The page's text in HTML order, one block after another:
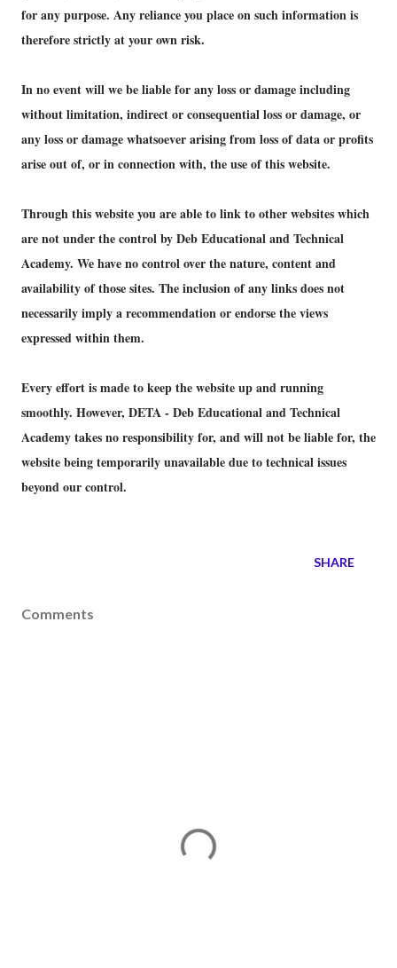
for any purpose. Any reliance you place on such information is
therefore strictly at your own risk.
In no event will we be liable for any loss or damage including
without limitation, indirect or consequential loss or damage, or
any loss or damage whatsoever arising from loss of data or profits
arise out of, or in connection with, the use of this website.
Through this website you are able to link to other websites which
are not under the control by Deb Educational and Technical
Academy. We have no control over the nature, content and
availability of those sites. The inclusion of any links does not
necessarily imply a recommendation or endorse the views
expressed within them.
Every effort is made to keep the website up and running
smoothly. However, DETA - Deb Educational and Technical
Academy takes no responsibility for, and will not be liable for, the
website being temporarily unavailable due to technical issues
beyond our control.
SHARE
Comments